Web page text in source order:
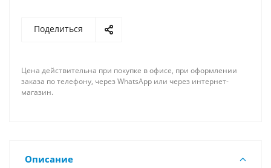
Поделиться
Цена действительна при покупке в офисе, при оформлении
заказа по телефону, через WhatsApp или через интернет-
магазин.
Описание